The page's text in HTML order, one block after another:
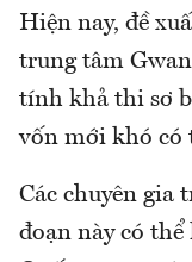
Hiện nay, đề
trung tâm
tính khả thi sơ
vốn mới khó có
Các chuyên gia
đoạn này có